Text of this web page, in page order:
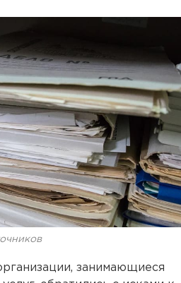
занимающиеся